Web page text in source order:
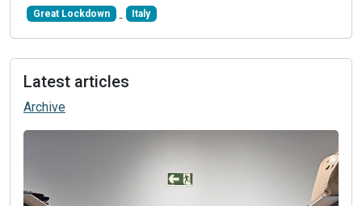
Great Lockdown Italy
Latest articles
Archive